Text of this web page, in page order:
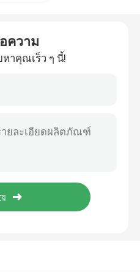
Parts
Rover
ความ
หาคุณเร็ว ๆ นี้!